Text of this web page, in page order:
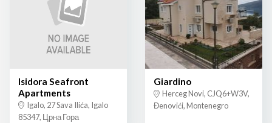
Isidora Seafront
Apartments
Igalo, 27 Sava Ilića, Igalo
85347, Црна Гора
Giardino
Herceg Novi, CJQ6+W3V,
Đenovići, Montenegro